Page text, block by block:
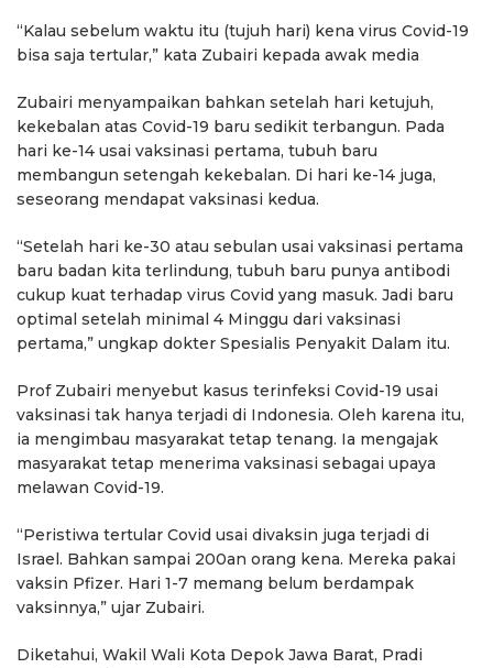
“Kalau sebelum waktu itu (tujuh hari) kena virus Covid-19
bisa saja tertular,” kata Zubairi kepada awak media
Zubairi menyampaikan bahkan setelah hari ketujuh,
kekebalan atas Covid-19 baru sedikit terbangun. Pada
hari ke-14 usai vaksinasi pertama, tubuh baru
membangun setengah kekebalan. Di hari ke-14 juga,
seseorang mendapat vaksinasi kedua.
“Setelah hari ke-30 atau sebulan usai vaksinasi pertama
baru badan kita terlindung, tubuh baru punya antibodi
cukup kuat terhadap virus Covid yang masuk. Jadi baru
optimal setelah minimal 4 Minggu dari vaksinasi
pertama,” ungkap dokter Spesialis Penyakit Dalam itu.
Prof Zubairi menyebut kasus terinfeksi Covid-19 usai
vaksinasi tak hanya terjadi di Indonesia. Oleh karena itu,
ia mengimbau masyarakat tetap tenang. Ia mengajak
masyarakat tetap menerima vaksinasi sebagai upaya
melawan Covid-19.
“Peristiwa tertular Covid usai divaksin juga terjadi di
Israel. Bahkan sampai 200an orang kena. Mereka pakai
vaksin Pfizer. Hari 1-7 memang belum berdampak
vaksinnya,” ujar Zubairi.
Diketahui, Wakil Wali Kota Depok Jawa Barat, Pradi